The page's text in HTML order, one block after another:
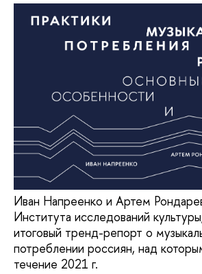
Иван Напреенко и Артем
Института исследований
итоговый тренд-репорт о
потреблении россиян, над
течение 2021 г.